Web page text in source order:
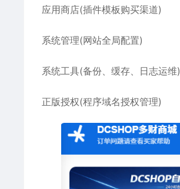
应用商店(插件模板购买渠道)
系统管理(网站全局配置)
系统工具(备份、缓存、日志运维)
正版授权(程序域名授权管理)